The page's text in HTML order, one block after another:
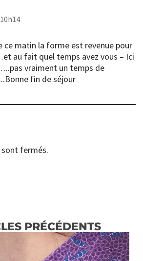
ce matin la forme est revenue pour
au fait quel temps avez vous – Ici
vraiment un temps de
fin de séjour
fermés.
PRÉCÉDENTS